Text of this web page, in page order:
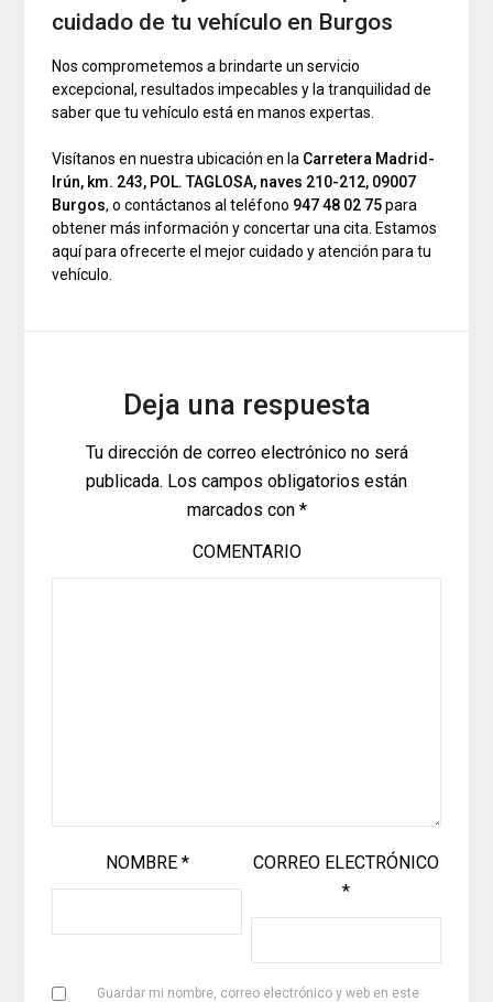
cuidado de tu vehículo en Burgos
Nos comprometemos a brindarte un servicio
excepcional, resultados impecables y la tranquilidad de
saber que tu vehículo está en manos expertas.
Visítanos en nuestra ubicación en la Carretera Madrid-
Irún, km. 243, POL. TAGLOSA, naves 210-212, 09007
Burgos, o contáctanos al teléfono 947 48 02 75para
obtener más información y concertar una cita. Estamos
aquí para ofrecerte el mejor cuidado y atención para tu
vehículo.
Deja una respuesta
Tu dirección de correo electrónico no será
publicada. Los campos obligatorios están
marcados con *
COMENTARIO
NOMBRE *
CORREO ELECTRÓNICO
*
Guardar mi nombre, correo electrónico y web en este